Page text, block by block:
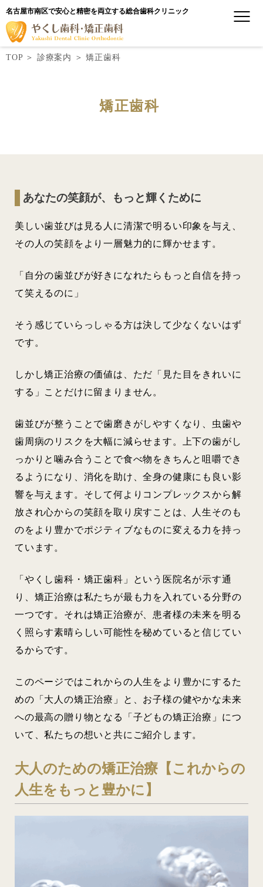
名古屋市南区で安心と精密を両立する総合歯科クリニック
TOP＞ 診療案内 ＞矯正歯科
矯正歯科
あなたの笑顔が、もっと輝くために
美しい歯並びは見る人に清潔で明るい印象を与え、
その人の笑顔をより一層魅力的に輝かせます。
「自分の歯並びが好きになれたらもっと自信を持っ
て笑えるのに」
そう感じていらっしゃる方は決して少なくないはず
です。
しかし矯正治療の価値は、ただ「見た目をきれいに
する」ことだけに留まりません。
歯並びが整うことで歯磨きがしやすくなり、虫歯や
歯周病のリスクを大幅に減らせます。上下の歯がし
っかりと噛み合うことで食べ物をきちんと咀嚼でき
るようになり、消化を助け、全身の健康にも良い影
響を与えます。そして何よりコンプレックスから解
放され心からの笑顔を取り戻すことは、人生そのも
のをより豊かでポジティブなものに変える力を持っ
ています。
「やくし歯科・矯正歯科」という医院名が示す通
り、矯正治療は私たちが最も力を入れている分野の
一つです。それは矯正治療が、患者様の未来を明る
く照らす素晴らしい可能性を秘めていると信じてい
るからです。
このページではこれからの人生をより豊かにするた
めの「大人の矯正治療」と、お子様の健やかな未来
への最高の贈り物となる「子どもの矯正治療」につ
いて、私たちの想いと共にご紹介します。
大人のための矯正治療【これからの
人生をもっと豊かに】